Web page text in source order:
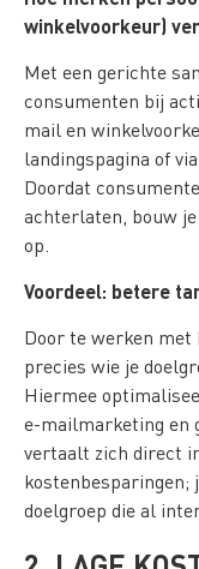
winkelvoorkeur)
Met een gerichte
consumenten bij
mail en
landingspagina of
Doordat
achterlaten, bouw
op.
Voordeel: betere
Door te werken
precies wie je
Hiermee
e-mailmarketing en
vertaalt zich direct
doelgroep die al